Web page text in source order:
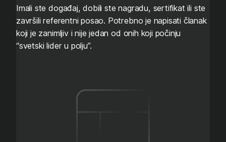
Imali ste događaj, dobili ste nagradu, sertifikat ili ste
završili referentni posao. Potrebno je napisati članak
koji je zanimljiv i nije jedan od onih koji počinju
“svetski lider u polju”.